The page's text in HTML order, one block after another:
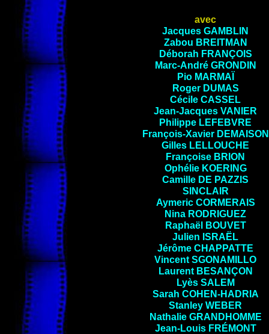
avec
Jacques GAMBLIN
Zabou BREITMAN
Déborah FRANÇOIS
Marc-André GRONDIN
Pio MARMAÏ
Roger DUMAS
Cécile CASSEL
Jean-Jacques VANIER
Philippe LEFEBVRE
François-Xavier DEMAISON
Gilles LELLOUCHE
Françoise BRION
Ophélie KOERING
Camille DE PAZZIS
SINCLAIR
Aymeric CORMERAIS
Nina RODRIGUEZ
Raphaël BOUVET
Julien ISRAËL
Jérôme CHAPPATTE
Vincent SGONAMILLO
Laurent BESANÇON
Lyès SALEM
Sarah COHEN-HADRIA
Stanley WEBER
Nathalie GRANDHOMME
Jean-Louis FRÉMONT